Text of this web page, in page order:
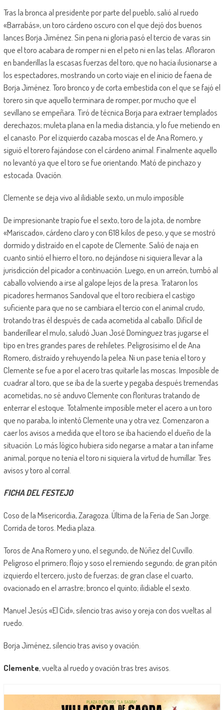
Tras la bronca al presidente por parte del pueblo, salió al ruedo
«Barrabás», un toro cárdeno oscuro con el que dejó dos buenos
lances Borja Jiménez. Sin pena ni gloria pasó el tercio de varas sin
que el toro acabara de romper ni en el peto ni en las telas. Afloraron
en banderillas la escasas fuerzas del toro, que no hacía ilusionarse a
los espectadores, mostrando un corto viaje en el inicio de faena de
Borja Jiménez. Toro bronco y de corta embestida con el que se fajó el
torero sin que aquello terminara de romper, por mucho que el
sevillano se empeñara. Tiró de técnica Borja para extraer templados
derechazos; muleta plana en la media distancia, y lo fue metiendo en
el canasto. Por el izquierdo cazaba moscas el de Ana Romero, y
siguió el torero fajándose con el cárdeno animal. Finalmente aquello
no levantó ya que el toro se fue orientando. Mató de pinchazo y
estocada. Ovación.
Clemente se deja vivo al ilidiable sexto, un mulo imposible
De impresionante trapío fue el sexto, toro de la jota, de nombre
«Mariscado», cárdeno claro y con 618 kilos de peso, y que se mostró
dormido y distraído en el capote de Clemente. Salió de naja en
cuanto sintió el hierro el toro, no dejándose ni siquiera llevar a la
jurisdicción del picador a continuación. Luego, en un arreón, tumbó al
caballo volviendo a irse al galope lejos de la presa. Trataron los
picadores hermanos Sandoval que el toro recibiera el castigo
suficiente para que no se cambiara el tercio con el animal crudo,
trotando tras él después de cada acometida al caballo. Difícil de
banderillear el mulo, saludó Juan José Domínguez tras jugarse el
tipo en tres grandes pares de rehiletes. Peligrosísimo el de Ana
Romero, distraído y rehuyendo la pelea. Ni un pase tenía el toro y
Clemente se fue a por el acero tras quitarle las moscas. Imposible de
cuadrar al toro, que se iba de la suerte y pegaba después tremendas
acometidas, no sé anduvo Clemente con florituras tratando de
enterrar el estoque. Totalmente imposible meter el acero a un toro
que no paraba, lo intentó Clemente una y otra vez. Comenzaron a
caer los avisos a medida que el toro se iba haciendo el dueño de la
situación. Lo más lógico hubiera sido negarse a matar a tan infame
animal, porque no tenía el toro ni siquiera la virtud de humillar. Tres
avisos y toro al corral.
FICHA DEL FESTEJO
Coso de la Misericordia, Zaragoza. Última de la Feria de San Jorge.
Corrida de toros. Media plaza.
Toros de Ana Romero y uno, el segundo, de Núñez del Cuvillo.
Peligroso el primero; flojo y soso el remiendo segundo; de gran pitón
izquierdo el tercero, justo de fuerzas; de gran clase el cuarto,
ovacionado en el arrastre; bronco el quinto; ilidiable el sexto.
Manuel Jesús «El Cid», silencio tras aviso y oreja con dos vueltas al
ruedo.
Borja Jiménez, silencio tras aviso y ovación.
Clemente, vuelta al ruedo y ovación tras tres avisos.